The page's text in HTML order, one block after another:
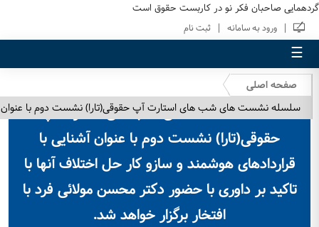
گردهمایی صاحبان فکر نو در کاربست حقوق است
| ورود به سامانه | ثبت نام
☰
صفحه اصلی
سلسله نشست های شب های استارت آپ حقوقی(تارا) نشست دوم با عنوان
سلسله نشست های شب های استارت آپ
حقوقی(تارا) نشست دوم با عنوان آشنایی با
قراردادهای هوشمند و سازو کار حل اختلاف آنها با
تاکید بر داوری با حضور دکتر محسن مولائی فرد با
افتخار برگزار خواهد شد.